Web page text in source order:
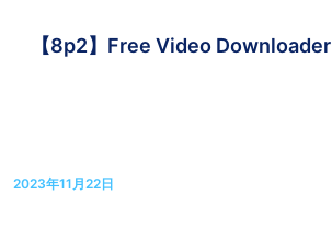
【8p2】Free Video Downloader
2023年11月22日